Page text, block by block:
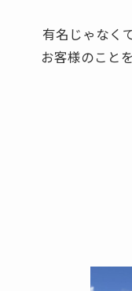
有名じゃなく
お客様のこと